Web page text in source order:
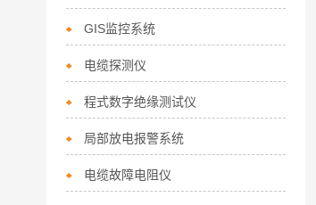
GIS监控系统
电缆探测仪
程式数字绝缘测试仪
局部放电报警系统
电缆故障电阻仪